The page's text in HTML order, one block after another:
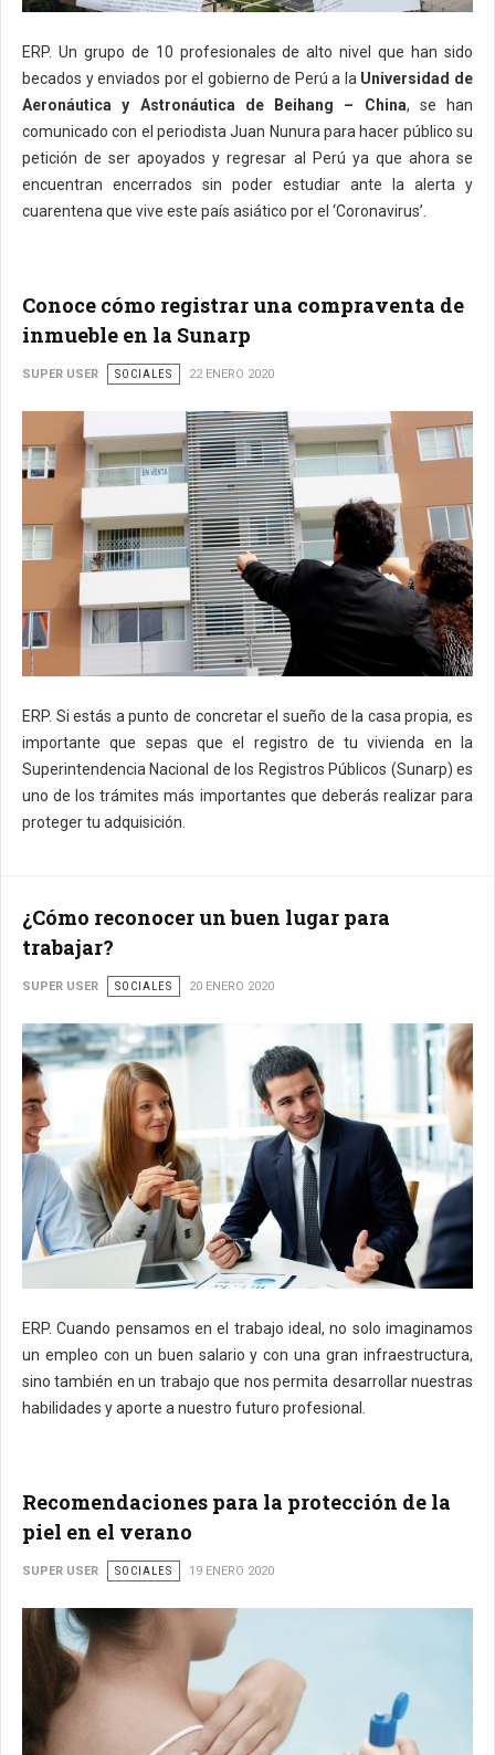
ERP. Un grupo de 10 profesionales de alto nivel que han sido
becados y enviados por el gobierno de Perú a la Universidad de
Aeronáutica y Astronáutica de Beihang – China, se han
comunicado con el periodista Juan Nunura para hacer público su
petición de ser apoyados y regresar al Perú ya que ahora se
encuentran encerrados sin poder estudiar ante la alerta y
cuarentena que vive este país asiático por el ‘Coronavirus’.
Conoce cómo registrar una compraventa de
inmueble en la Sunarp
SUPER USER SOCIALES 22 ENERO 2020
ERP. Si estás a punto de concretar el sueño de la casa propia, es
importante que sepas que el registro de tu vivienda en la
Superintendencia Nacional de los Registros Públicos (Sunarp) es
uno de los trámites más importantes que deberás realizar para
proteger tu adquisición.
¿Cómo reconocer un buen lugar para
trabajar?
SUPER USER SOCIALES 20 ENERO 2020
ERP. Cuando pensamos en el trabajo ideal, no solo imaginamos
un empleo con un buen salario y con una gran infraestructura,
sino también en un trabajo que nos permita desarrollar nuestras
habilidades y aporte a nuestro futuro profesional.
Recomendaciones para la protección de la
piel en el verano
SUPER USER SOCIALES 19 ENERO 2020